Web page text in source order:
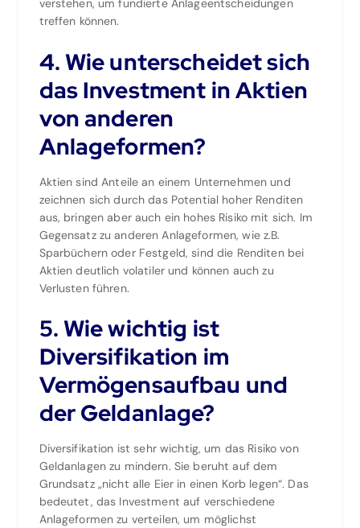
verstehen, um fundierte Anlageentscheidungen
treffen können.
4. Wie unterscheidet sich
das Investment in Aktien
von anderen
Anlageformen?
Aktien sind Anteile an einem Unternehmen und
zeichnen sich durch das Potential hoher Renditen
aus, bringen aber auch ein hohes Risiko mit sich. Im
Gegensatz zu anderen Anlageformen, wie z.B.
Sparbüchern oder Festgeld, sind die Renditen bei
Aktien deutlich volatiler und können auch zu
Verlusten führen.
5. Wie wichtig ist
Diversifikation im
Vermögensaufbau und
der Geldanlage?
Diversifikation ist sehr wichtig, um das Risiko von
Geldanlagen zu mindern. Sie beruht auf dem
Grundsatz „nicht alle Eier in einen Korb legen“. Das
bedeutet, das Investment auf verschiedene
Anlageformen zu verteilen, um möglichst